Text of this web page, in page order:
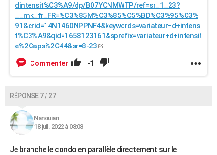
dintensit%C3%A9/dp/B07YCNMWTP/ref=sr_1_23?
__mk_fr_FR=%C3%85M%C3%85%C5%BD%C3%95%C3%
91&crid=14N1460NPPNF4&keywords=variateur+d+intensi
t%C3%A9&qid=1658123161&sprefix=variateur+d+intensit
e%2Caps%2C44&sr=8-23
Commenter -1
RÉPONSE 7 / 27
Nanouian
18 juil. 2022 à 08:08
Je branche le condo en parallèle directement sur le